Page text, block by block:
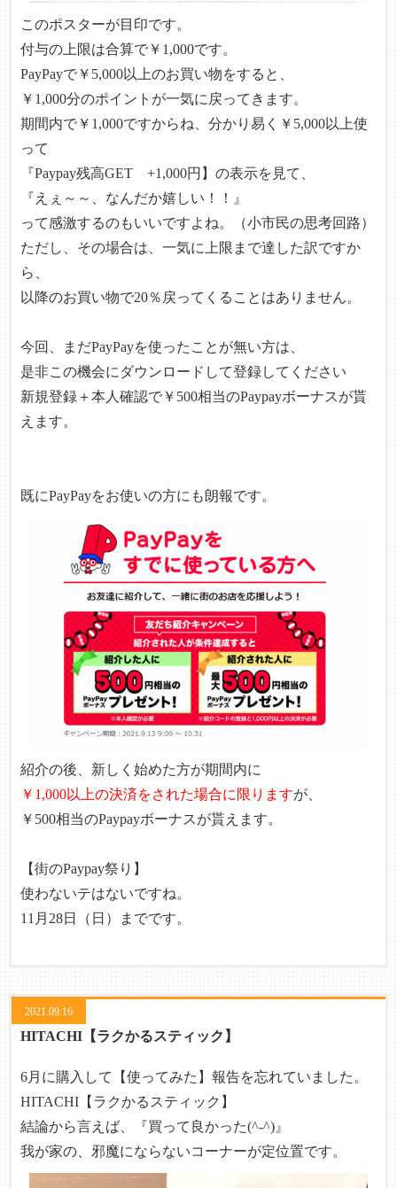
このポスターが目印です。
付与の上限は合算で￥1,000です。
PayPayで￥5,000以上のお買い物をすると、
￥1,000分のポイントが一気に戻ってきます。
期間内で￥1,000ですからね、分かり易く￥5,000以上使
って
『Paypay残高GET +1,000円】の表示を見て、
『えぇ～～、なんだか嬉しい！！』
って感激するのもいいですよね。（小市民の思考回路）
ただし、その場合は、一気に上限まで達した訳ですか
ら、
以降のお買い物で20％戻ってくることはありません。
今回、まだPayPayを使ったことが無い方は、
是非この機会にダウンロードして登録してください
新規登録＋本人確認で￥500相当のPaypayボーナスが貰
えます。
既にPayPayをお使いの方にも朗報です。
紹介の後、新しく始めた方が期間内に
￥1,000以上の決済をされた場合に限りますが、
￥500相当のPaypayボーナスが貰えます。
【街のPaypay祭り】
使わないテはないですね。
11月28日（日）までです。
2021.09.16
HITACHI【ラクかるスティック】
6月に購入して【使ってみた】報告を忘れていました。
HITACHI【ラクかるスティック】
結論から言えば、『買って良かった(^-^)』
我が家の、邪魔にならないコーナーが定位置です。